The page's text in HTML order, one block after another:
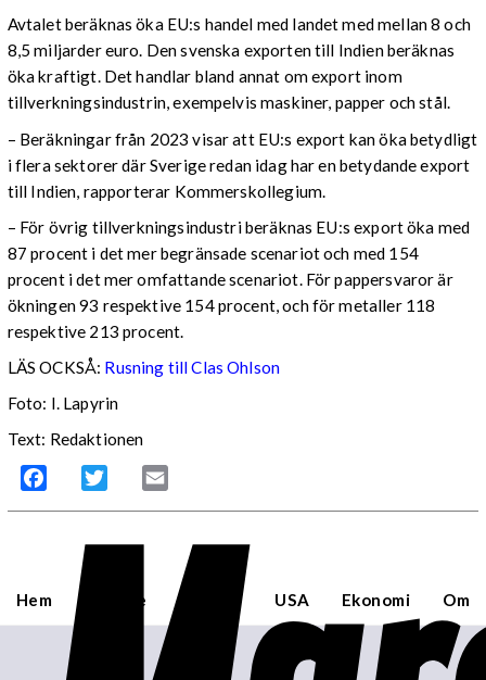
Avtalet beräknas öka EU:s handel med landet med mellan 8 och
8,5 miljarder euro. Den svenska exporten till Indien beräknas
öka kraftigt. Det handlar bland annat om export inom
tillverkningsindustrin, exempelvis maskiner, papper och stål.
– Beräkningar från 2023 visar att EU:s export kan öka betydligt
i flera sektorer där Sverige redan idag har en betydande export
till Indien, rapporterar Kommerskollegium.
– För övrig tillverkningsindustri beräknas EU:s export öka med
87 procent i det mer begränsade scenariot och med 154
procent i det mer omfattande scenariot. För pappersvaror är
ökningen 93 respektive 154 procent, och för metaller 118
respektive 213 procent.
LÄS OCKSÅ: Rusning till Clas Ohlson
Foto: I. Lapyrin
Text: Redaktionen
Facebook Twitter
Hem Sverige Världen USA Ekonomi Om